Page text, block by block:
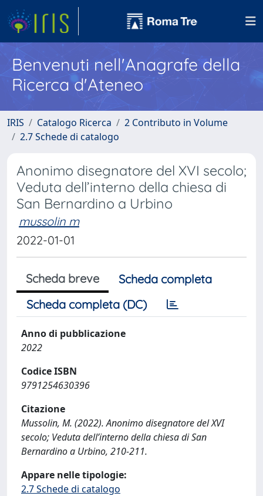
Benvenuti nell'Anagrafe della
Ricerca d'Ateneo
IRIS Catalogo Ricerca
2 Contributo in Volume
2.7 Schede di catalogo
Anonimo disegnatore del XVI secolo;
Veduta dell’interno della chiesa di
San Bernardino a Urbino
mussolin m
2022-01-01
Scheda breve
Scheda completa
Scheda completa (DC)
Anno di pubblicazione
2022
Codice ISBN
9791254630396
Citazione
Mussolin, M. (2022). Anonimo disegnatore del XVI
secolo; Veduta dell’interno della chiesa di San
Bernardino a Urbino, 210-211.
Appare nelle tipologie:
2.7 Schede di catalogo